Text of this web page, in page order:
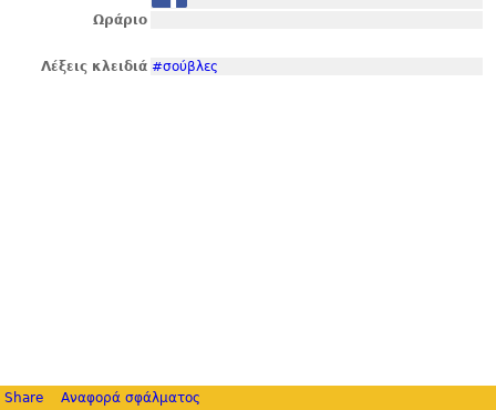
Ωράριο
Λέξεις κλειδιά #σούβλες
Share Αναφορά σφάλματος